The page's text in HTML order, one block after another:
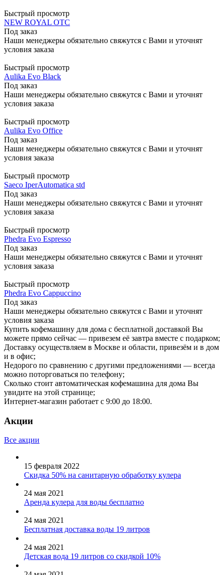
Быстрый просмотр
NEW ROYAL OTC
Под заказ
Наши менеджеры обязательно свяжутся с Вами и уточнят
условия заказа
Быстрый просмотр
Aulika Evo Black
Под заказ
Наши менеджеры обязательно свяжутся с Вами и уточнят
условия заказа
Быстрый просмотр
Aulika Evo Office
Под заказ
Наши менеджеры обязательно свяжутся с Вами и уточнят
условия заказа
Быстрый просмотр
Saeco IperAutomatica std
Под заказ
Наши менеджеры обязательно свяжутся с Вами и уточнят
условия заказа
Быстрый просмотр
Phedra Evo Espresso
Под заказ
Наши менеджеры обязательно свяжутся с Вами и уточнят
условия заказа
Быстрый просмотр
Phedra Evo Cappuccino
Под заказ
Наши менеджеры обязательно свяжутся с Вами и уточнят
условия заказа
Купить кофемашину для дома с бесплатной доставкой Вы
можете прямо сейчас — привезем её завтра вместе с подарком;
Доставку осуществляем в Москве и области, привезём и в дом
и в офис;
Недорого по сравнению с другими предложениями — всегда
можно поторговаться по телефону;
Сколько стоит автоматическая кофемашина для дома Вы
увидите на этой странице;
Интернет-магазин работает с 9:00 до 18:00.
Акции
Все акции
15 февраля 2022
Скидка 50% на санитарную обработку кулера
24 мая 2021
Аренда кулера для воды бесплатно
24 мая 2021
Бесплатная доставка воды 19 литров
24 мая 2021
Детская вода 19 литров со скидкой 10%